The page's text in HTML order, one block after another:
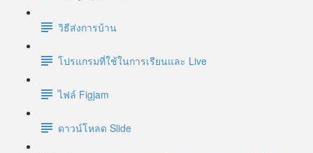
วิธีส่งการบ้าน
โปรแกรมที่ใช้ในการเรียนและ Live
ไฟล์ Figjam
ดาวน์โหลด Slide